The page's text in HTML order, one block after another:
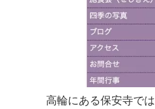
高輪にある保安寺で